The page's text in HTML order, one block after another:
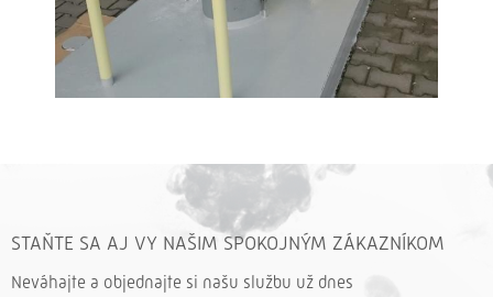
STAŇTE SA AJ VY NAŠIM SPOKOJNÝM ZÁKAZNÍKOM
Neváhajte a objednajte si našu službu už dnes